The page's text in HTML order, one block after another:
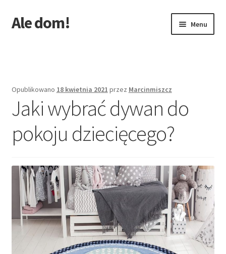
Przejdź
do
Przejdź
do
Ale dom! Menu
Opublikowano 18 kwietnia 2021 przez Marcinmiszcz
Jaki wybrać dywan do
pokoju dziecięcego?